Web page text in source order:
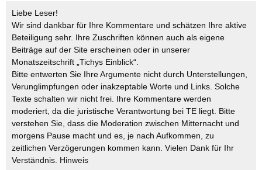
Liebe Leser!
Wir sind dankbar für Ihre Kommentare und schätzen Ihre aktive
Beteiligung sehr. Ihre Zuschriften können auch als eigene
Beiträge auf der Site erscheinen oder in unserer
Monatszeitschrift „Tichys Einblick“.
Bitte entwerten Sie Ihre Argumente nicht durch Unterstellungen,
Verunglimpfungen oder inakzeptable Worte und Links. Solche
Texte schalten wir nicht frei. Ihre Kommentare werden
moderiert, da die juristische Verantwortung bei TE liegt. Bitte
verstehen Sie, dass die Moderation zwischen Mitternacht und
morgens Pause macht und es, je nach Aufkommen, zu
zeitlichen Verzögerungen kommen kann. Vielen Dank für Ihr
Verständnis. Hinweis